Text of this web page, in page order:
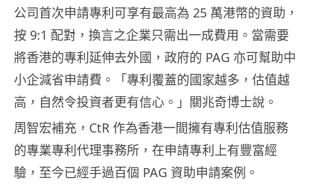
公司首次申請專利可享有最高為 25 萬港幣的資助，
按 9:1 配對，換言之企業只需出一成費用。當需要
將香港的專利延伸去外國，政府的 PAG 亦可幫助中
小企減省申請費。「專利覆蓋的國家越多，估值越
高，自然令投資者更有信心。」關兆奇博士說。
周智宏補充，CtR 作為香港一間擁有專利估值服務
的專業專利代理事務所，在申請專利上有豐富經
驗，至今已經手過百個 PAG 資助申請案例。